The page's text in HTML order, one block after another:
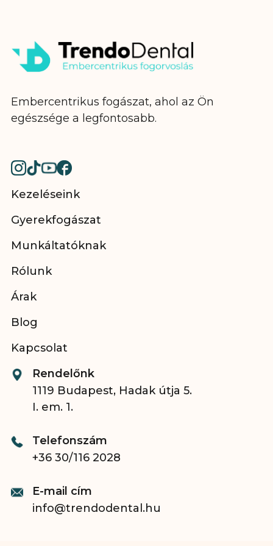
Embercentrikus fogászat, ahol az Ön
egészsége a legfontosabb.
Kezeléseink
Gyerekfogászat
Munkáltatóknak
Rólunk
Árak
Blog
Kapcsolat
Rendelőnk
1119 Budapest, Hadak útja 5.
I. em. 1.
Telefonszám
+36 30/116 2028
E-mail cím
info@trendodental.hu